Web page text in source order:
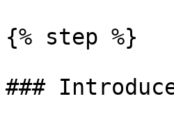
{% step %}
###